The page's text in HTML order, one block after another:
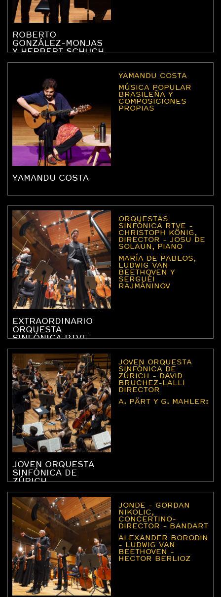
ROBERTO
GONZÁLEZ-MONJAS
Y HERBERT SCHUCH
YAMANDU COSTA
YAMANDU COSTA
MÚSICA POPULAR
BRASILEÑA Y
COMPOSICIONES
PROPIAS
EXTRAORDINARIO
ORQUESTA
SINFÓNICA RTVE
ORQUESTAS
SINFÓNICA RTVE -
CHRISTOPH KÖNIG,
DIRECTOR - JOSU DE
SOLAUN, PIANO
MARÍA DE PABLOS,
LUDWIG VAN
BEETHOVEN Y
SERGUÉI
RAJMÁNINOV
JOVEN ORQUESTA
SINFÓNICA DE
ZÚRICH
JOVEN ORQUESTA
SINFÓNICA DE
ZÚRICH - DAVID
BRUCHEZ-LALLI
DIRECTOR
A. PÄRT Y G. MAHLER:
JONDE - GORDAN
NIKOLIC,
CONCERTINO-
DIRECTOR - BANDART
ALEXANDER BORODIN
- LUDWIG VAN
BEETHOVEN -
HECTOR BERLIOZ